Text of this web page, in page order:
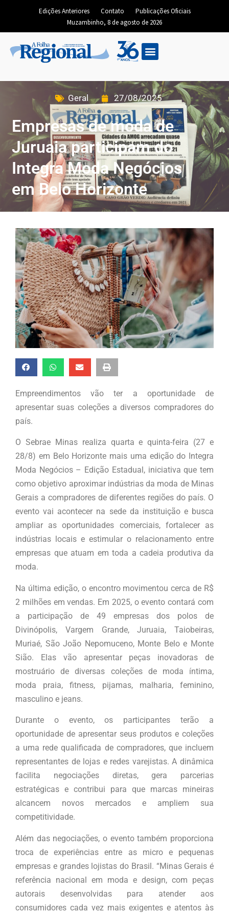
Edições Anteriores Contato
Publicações Oficiais
Muzambinho, 8 de agosto de 2026
Geral 27/08/2025
Empresas de moda de
Juruaia participam do
Integra Moda Negócios
em Belo Horizonte
Empreendimentos vão ter a oportunidade de
apresentar suas coleções a diversos compradores do
país.
O Sebrae Minas realiza quarta e quinta-feira (27 e
28/8) em Belo Horizonte mais uma edição do Integra
Moda Negócios – Edição Estadual, iniciativa que tem
como objetivo aproximar indústrias da moda de Minas
Gerais a compradores de diferentes regiões do país. O
evento vai acontecer na sede da instituição e busca
ampliar as oportunidades comerciais, fortalecer as
indústrias locais e estimular o relacionamento entre
empresas que atuam em toda a cadeia produtiva da
moda.
Na última edição, o encontro movimentou cerca de R$
2 milhões em vendas. Em 2025, o evento contará com
a participação de 49 empresas dos polos de
Divinópolis, Vargem Grande, Juruaia, Taiobeiras,
Muriaé, São João Nepomuceno, Monte Belo e Monte
Sião. Elas vão apresentar peças inovadoras de
mostruário de diversas coleções de moda íntima,
moda praia, fitness, pijamas, malharia, feminino,
masculino e jeans.
Durante o evento, os participantes terão a
oportunidade de apresentar seus produtos e coleções
a uma rede qualificada de compradores, que incluem
representantes de lojas e redes varejistas. A dinâmica
facilita negociações diretas, gera parcerias
estratégicas e contribui para que marcas mineiras
alcancem novos mercados e ampliem sua
competitividade.
Além das negociações, o evento também proporciona
troca de experiências entre as micro e pequenas
empresas e grandes lojistas do Brasil. “Minas Gerais é
referência nacional em moda e design, com peças
autorais desenvolvidas para atender aos
consumidores cada vez mais exigentes e atentos às